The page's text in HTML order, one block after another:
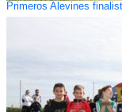
Primeros Alevines